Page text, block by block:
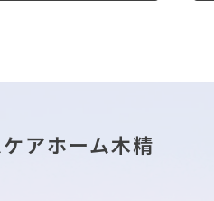
アホーム木精